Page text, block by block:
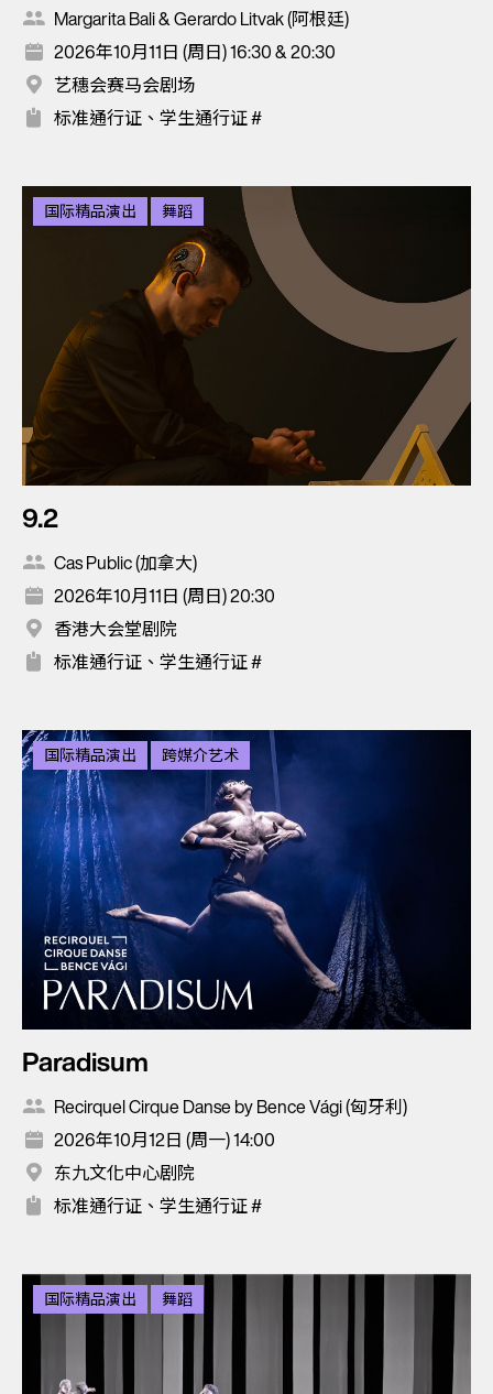
Margarita Bali & Gerardo Litvak (阿根廷)
2026年10月11日 (周日) 16:30 & 20:30
艺穗会赛马会剧场
标准通行证、学生通行证 #
国际精品演出 舞蹈
9.2
Cas Public (加拿大)
2026年10月11日 (周日) 20:30
香港大会堂剧院
标准通行证、学生通行证 #
国际精品演出 跨媒介艺术
Paradisum
Recirquel Cirque Danse by Bence Vági (匈牙利)
2026年10月12日 (周一) 14:00
东九文化中心剧院
标准通行证、学生通行证 #
国际精品演出 舞蹈